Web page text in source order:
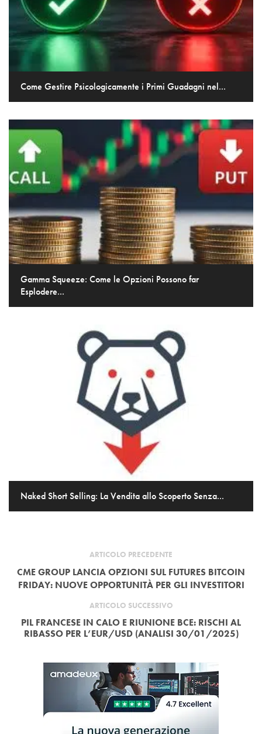
Come Gestire Psicologicamente i Primi Guadagni nel...
Gamma Squeeze: Come le Opzioni Possono far
Esplodere...
Naked Short Selling: La Vendita allo Scoperto Senza...
ARTICOLO PRECEDENTE
CME GROUP LANCIA OPZIONI SUL FUTURES BITCOIN
FRIDAY: NUOVE OPPORTUNITÀ PER GLI INVESTITORI
ARTICOLO SUCCESSIVO
PIL FRANCESE IN CALO E RIUNIONE BCE: RISCHI AL
RIBASSO PER L’EUR/USD (ANALISI 30/01/2025)